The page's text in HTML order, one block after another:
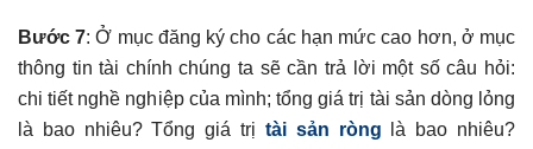
Bước 7: Ở mục đăng ký cho các hạn mức cao hơn, ở mục
thông tin tài chính chúng ta sẽ cần trả lời một số câu hỏi:
chi tiết nghề nghiệp của mình; tổng giá trị tài sản dòng lỏng
là bao nhiêu? Tổng giá trị tài sản ròng là bao nhiêu?